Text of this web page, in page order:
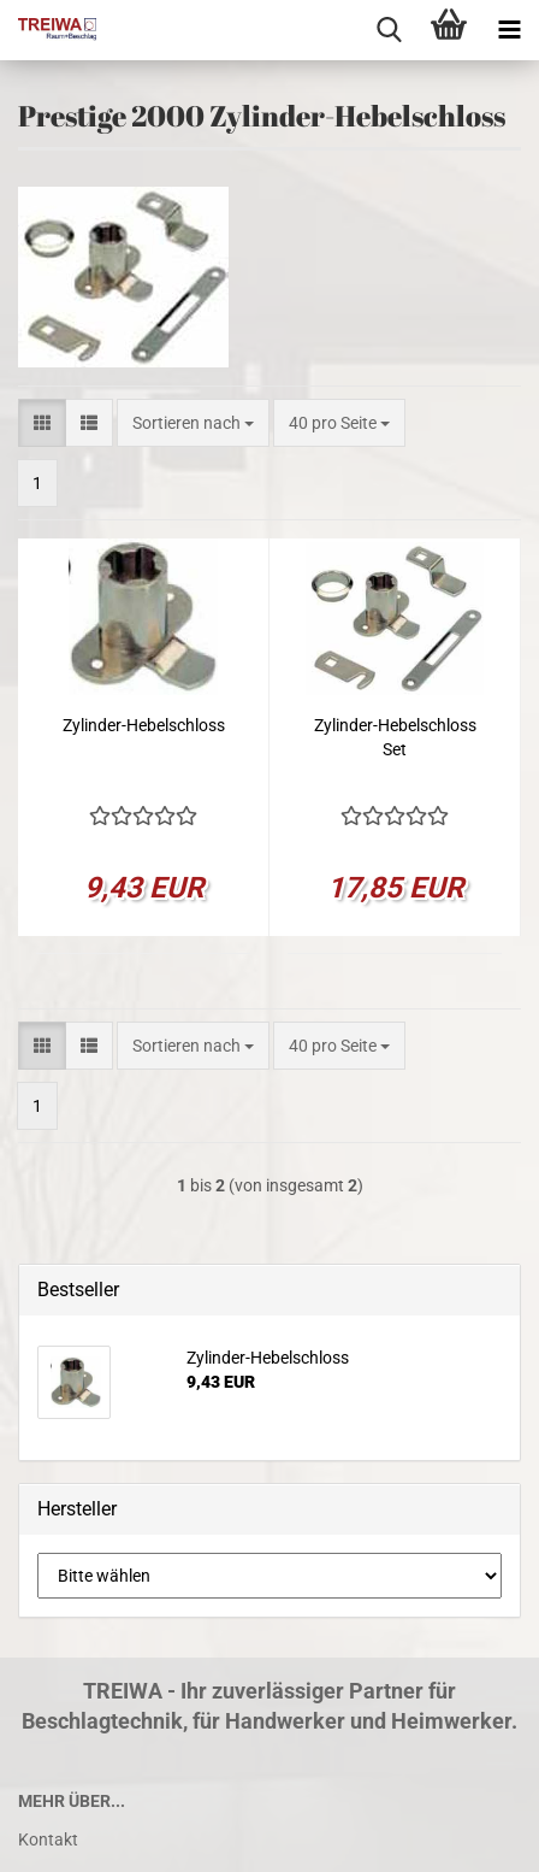
Prestige 2000 Zylinder-Hebelschloss
Sortieren nach
Sortieren nach 40 pro Seite
pro Seite
1
Zylinder-Hebelschloss
9,43 EUR
Zylinder-Hebelschloss
Set
17,85 EUR
Sortieren nach
Sortieren nach 40 pro Seite
pro Seite
1
1 bis2(von insgesamt 2)
Bestseller
Zylinder-Hebelschloss
9,43 EUR
Hersteller
TREIWA - Ihr zuverlässiger Partner für
Beschlagtechnik, für Handwerker und Heimwerker.
MEHR ÜBER...
Kontakt